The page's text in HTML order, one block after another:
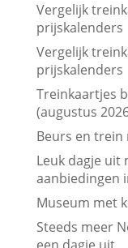
Vergelijk
prijskalenders
Vergelijk
prijskalenders
Treinkaartjes
(augustus
Beurs en trein
Leuk dagje uit
aanbiedingen
Museum met
Steeds meer